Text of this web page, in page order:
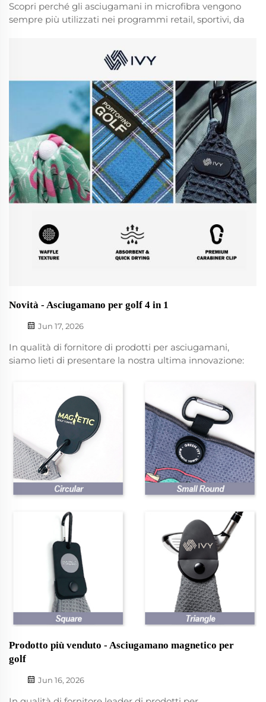
Scopri perché gli asciugamani in microfibra vengono
sempre più utilizzati nei programmi retail, sportivi, da
al tuo mercato. Per marchi, rivenditori e distributori,
la selezione del giusto...
Novità - Asciugamano per golf 4 in 1
Jun 17, 2026
In qualità di fornitore di prodotti per asciugamani,
siamo lieti di presentare la nostra ultima innovazione:
golf è progettato per offrire ai giocatori di golf un
modo pratico ed efficiente per tenere...
Prodotto più venduto - Asciugamano magnetico per
golf
Jun 16, 2026